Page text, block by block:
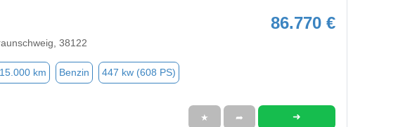
86.770 €
38122
km Benzin 447 kw (608 PS)
★ ➦ ➜